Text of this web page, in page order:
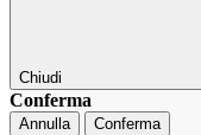
Chiudi
Conferma
Annulla Conferma